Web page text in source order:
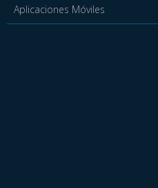
Aplicaciones Móviles